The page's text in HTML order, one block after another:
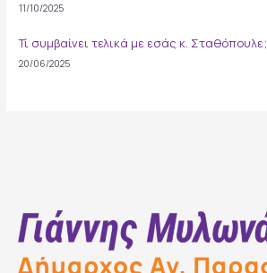
11/10/2025
Τί συμβαίνει τελικά με εσάς κ. Σταθόπουλε;
20/06/2025